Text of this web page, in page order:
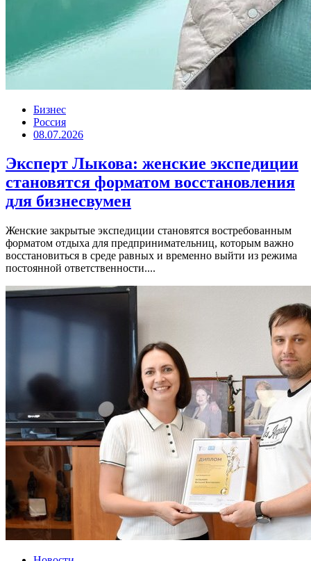
Бизнес
Россия
08.07.2026
Эксперт Лыкова: женские экспедиции
становятся форматом восстановления
для бизнесвумен
Женские закрытые экспедиции становятся востребованным
форматом отдыха для предпринимательниц, которым важно
восстановиться в среде равных и временно выйти из режима
постоянной ответственности....